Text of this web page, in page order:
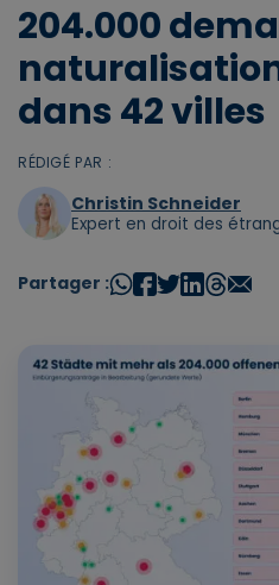
204.000
dans 42 villes
RÉDIGÉ PAR :
Christin Schneider
Expert en droit des
Partager :